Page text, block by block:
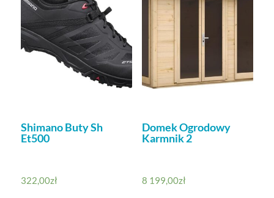
Shimano Buty Sh
Et500
322,00zł
Domek Ogrodowy
Karmnik 2
8 199,00zł